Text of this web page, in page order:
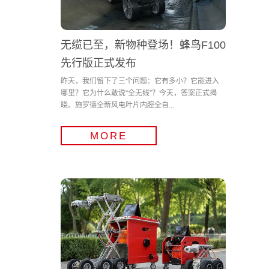
无缆已至，新物种登场！蜂鸟F100
先行版正式发布
昨天，我们留下了三个问题：它有多小？它能进入
哪里？它为什么敢说“全无线”？今天，答案正式揭
晓。施罗德全新风电叶片内腔全自...
MORE